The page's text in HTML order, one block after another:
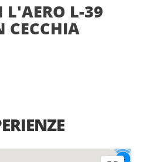
L'AERO L-39
CECCHIA
4